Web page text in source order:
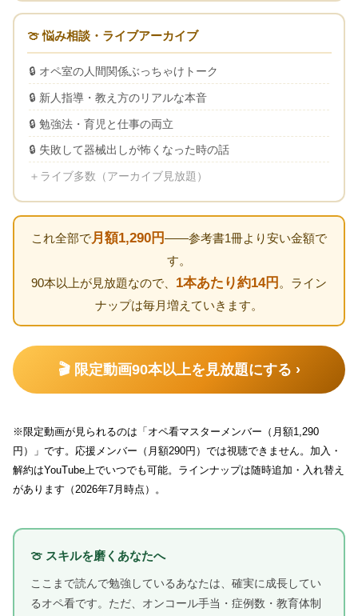
🍈 悩み相談・ライブアーカイブ
オペ室の人間関係ぶっちゃけトーク
新人指導・教え方のリアルな本音
勉強法・育児と仕事の両立
失敗して器械出しが怖くなった時の話
＋ライブ多数（アーカイブ見放題）
これ全部で月額1,290円——参考書1冊より安い金額で
す。
90本以上が見放題なので、 1本あたり約14円 。ライン
ナップは毎月増えていきます。
🎬 限定動画90本以上を見放題にする ›
※限定動画が見られるのは「オペ看マスターメンバー（月額1,290
円）」です。応援メンバー（月額290円）では視聴できません。加入・
解約はYouTube上でいつでも可能。ラインナップは随時追加・入れ替え
があります（2026年7月時点）。
🍈 スキルを磨くあなたへ
ここまで読んで勉強しているあなたは、確実に成長してい
るオペ看です。ただ、オンコール手当・症例数・教育体制